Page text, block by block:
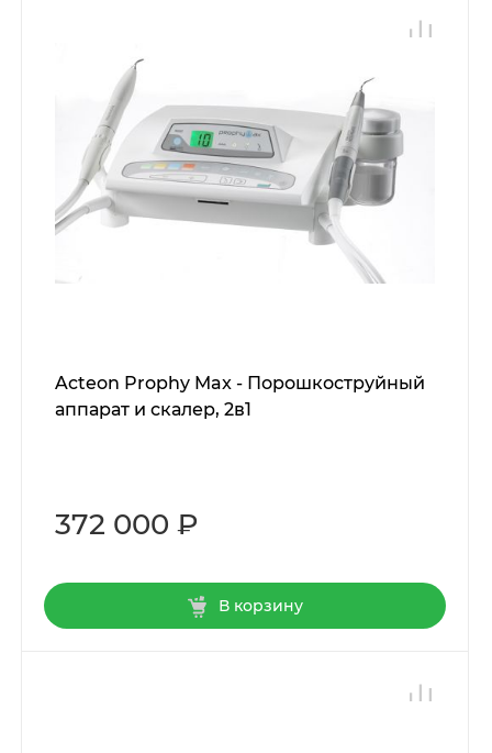
Acteon Prophy Max - Порошкоструйный
аппарат и скалер, 2в1
372 000 ₽
В корзину